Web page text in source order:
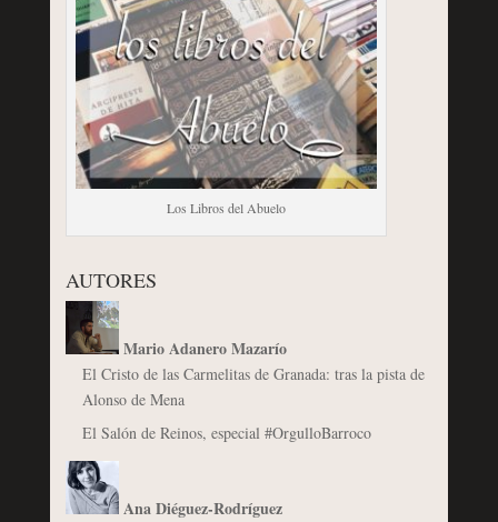
Los Libros del Abuelo
AUTORES
Mario Adanero Mazarío
El Cristo de las Carmelitas de Granada: tras la pista de
Alonso de Mena
El Salón de Reinos, especial #OrgulloBarroco
Ana Diéguez-Rodríguez